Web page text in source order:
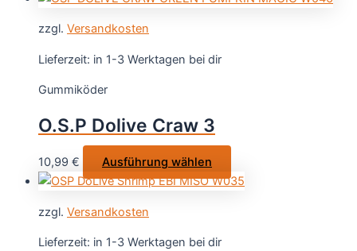
zzgl. Versandkosten
Lieferzeit: in 1-3 Werktagen bei dir
Gummiköder
O.S.P Dolive Craw 3
10,99 € Ausführung wählen
Produkt
zzgl. Versandkosten
Lieferzeit: in 1-3 Werktagen bei dir